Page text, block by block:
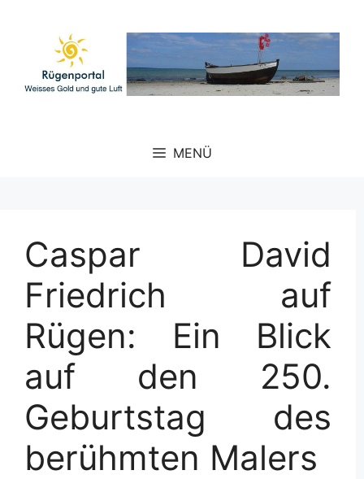
springen
MENÜ
Caspar David
Friedrich auf
Rügen: Ein Blick
auf den 250.
Geburtstag des
berühmten Malers